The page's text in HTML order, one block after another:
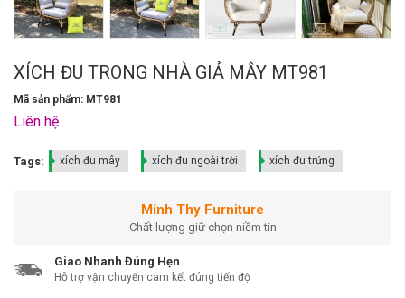
XÍCH ĐU TRONG NHÀ GIẢ MÂY MT981
Mã sản phẩm: MT981
Liên hệ
Tags: xích đu mây xích đu ngoài trời xích đu trứng
Minh Thy Furniture
Chất lượng giữ chọn niềm tin
Giao Nhanh Đúng Hẹn
Hỗ trợ vận chuyển cam kết đúng tiến độ